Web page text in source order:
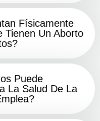
Físicamente
Tienen Un Aborto
Puede
La Salud De La